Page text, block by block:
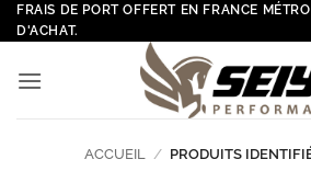
Passer
au
FRAIS DE PORT OFFERT EN FRANCE
D'ACHAT.
ACCUEIL / PRODUITS